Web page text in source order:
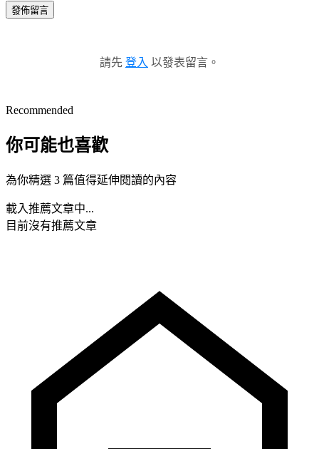
發佈留言
請先 登入 以發表留言。
Recommended
你可能也喜歡
為你精選 3 篇值得延伸閱讀的內容
載入推薦文章中...
目前沒有推薦文章